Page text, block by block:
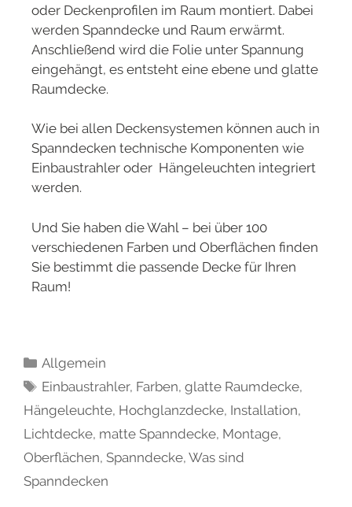
oder Deckenprofilen im Raum montiert. Dabei
werden Spanndecke und Raum erwärmt.
Anschließend wird die Folie unter Spannung
eingehängt, es entsteht eine ebene und glatte
Raumdecke.
Wie bei allen Deckensystemen können auch in
Spanndecken technische Komponenten wie
Einbaustrahler oder Hängeleuchten integriert
werden.
Und Sie haben die Wahl – bei über 100
verschiedenen Farben und Oberflächen finden
Sie bestimmt die passende Decke für Ihren
Raum!
Allgemein
Einbaustrahler, Farben,glatte Raumdecke,
Hängeleuchte, Hochglanzdecke, Installation,
Lichtdecke, matte Spanndecke, Montage,
Oberflächen, Spanndecke, Was sind
Spanndecken